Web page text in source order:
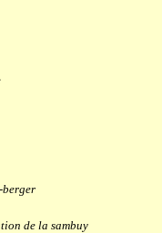
berger
de la sambuy